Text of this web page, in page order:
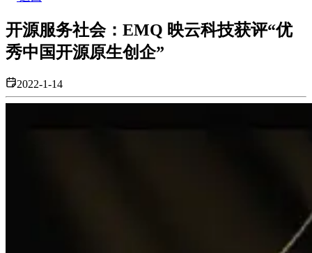
开源服务社会：EMQ 映云科技获评“优
秀中国开源原生创企”
2022-1-14